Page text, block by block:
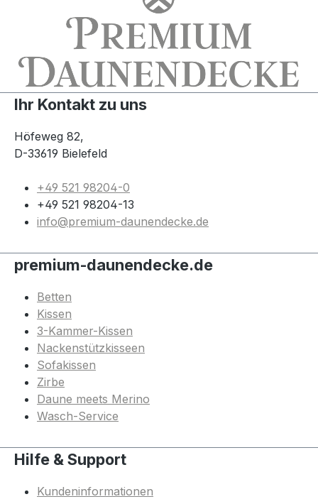
Ihr Kontakt zu uns
Höfeweg 82,
D-33619 Bielefeld
+49 521 98204-0
+49 521 98204-13
info@premium-daunendecke.de
premium-daunendecke.de
Betten
Kissen
3-Kammer-Kissen
Nackenstützkisseen
Sofakissen
Zirbe
Daune meets Merino
Wasch-Service
Hilfe & Support
Kundeninformationen